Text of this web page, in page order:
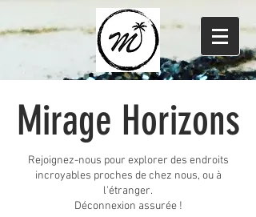
Mirage Horizons
Rejoignez-nous pour explorer des endroits
incroyables proches de chez nous, ou à
l'étranger.
Déconnexion assurée !